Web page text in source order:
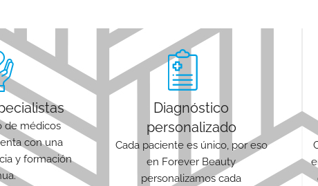
de médicos
con una
y formación
Diagnóstico
personalizado
Cada paciente es único, por eso
en Forever Beauty
personalizamos cada